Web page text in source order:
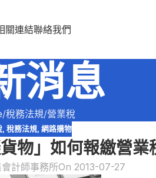
關連結聯絡我們
消息
稅務法規 營業稅
, 稅務法規, 網路購物
物」如何報繳營業
計師事務所On 2013-07-27